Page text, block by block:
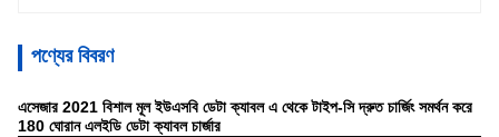
পণ্যের বিবরণ
এসেজার 2021 বিশাল মূল ইউএসবি ডেটা ক্যাবল এ থেকে টাইপ-সি দ্রুত চার্জিং সমর্থন করে
180 ঘোরান এলইডি ডেটা ক্যাবল চার্জার